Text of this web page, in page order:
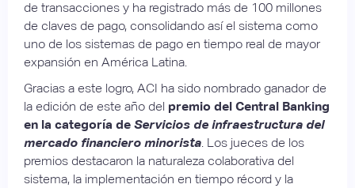
de transacciones y ha registrado más de 100 millones
de claves de pago, consolidando así el sistema como
uno de los sistemas de pago en tiempo real de mayor
expansión en América Latina.
Gracias a este logro, ACI ha sido nombrado ganador de
la edición de este año del premio del Central Banking
en la categoría de Servicios de infraestructura del
mercado financiero minorista . Los jueces de los
premios destacaron la naturaleza colaborativa del
sistema, la implementación en tiempo récord y la